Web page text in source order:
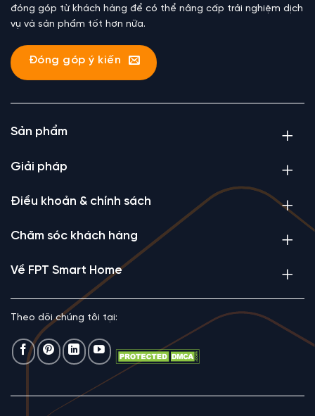
đóng góp từ khách hàng để có thể nâng cấp trải nghiệm dịch
vụ và sản phẩm tốt hơn nữa.
Đóng góp ý kiến
Sản phẩm
Giải pháp
Điều khoản & chính sách
Chăm sóc khách hàng
Về FPT Smart Home
Theo dõi chúng tôi tại: